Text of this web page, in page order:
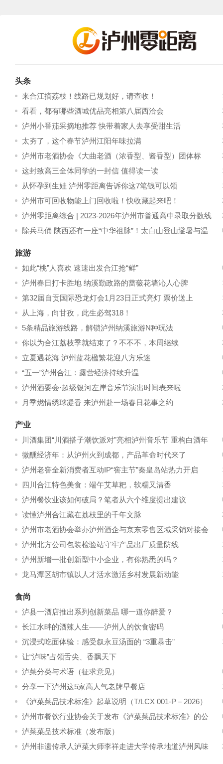
头条
来合江摘荔枝！线路已规划好，请查收！
看看，都有哪些酒城优品亮相第八届西洽会
泸州小番茄采摘地推荐 快带着家人去享受甜生活
太夯了，这个春节泸州江阳年味拉满
泸州市老酒协会《大曲老酒（浓香型、酱香型）团体标
准》发布
这封致高三全体同学的一封信 值得读一读
从怀孕到生娃 泸州零距离告诉你这7笔钱可以领
泸州市可回收物能上门回收啦！快收藏起来吧！
泸州零距离综合 | 2023-2026年泸州市普通高中录取分数线
除兵马俑 陕西还有一座“中华祖脉”！太白山登山避暑与温
旅游
如此“桃”人喜欢 速速出发合江抢“鲜”
泸州春日打卡胜地 纳溪勤政路的蔷薇花墙沁人心脾
第32届自贡国际恐龙灯会1月23日正式亮灯 票价送上
从上海，向甘孜，此生必驾318！
5条精品旅游线路，解锁泸州纳溪旅游N种玩法
你以为合江荔枝季就结束了？不不不，本周继续
立夏遇花海 泸州蓝花楹繁花迎八方乐迷
“五一”泸州合江：露营经济持续升温
泸州酒要会·超级银河左岸音乐节演出时间表来啦
月季燃情绣球凝香 来泸州赴一场春日花事之约
产业
川酒集团“川酒搭子潮饮派对”亮相泸州音乐节 重构白酒年
轻化体验
微醺经济年：从泸州火到成都，产品革命时代来了
泸州老窖全新消费者互动IP“窖主节”秦皇岛站热力开启
四川合江特色美食：端午艾草粑，软糯又清香
泸州餐饮业该如何破局？笔者从六个维度提出建议
读懂泸州合江藏在荔枝里的千年文脉
泸州市老酒协会举办泸州酒企与京东零售区域采销对接会
泸州北方公司包装检验站守牢产品出厂质量防线
泸州新增一批创新型中小企业，有你熟悉的吗？
龙马潭区胡市镇以人才活水激活乡村发展新动能
食尚
泸县一酒店推出系列创新菜品 哪一道你醉爱？
长江水畔的酒辣人生——泸州人的饮食密码
沉浸式吃面体验：感受叙永豆汤面的 “3重暴击”
让“泸味”占领舌尖、香飘天下
泸菜分类与术语（征求意见）
分享一下泸州这5家高人气老牌早餐店
《泸菜菜品技术标准》起草说明（T/LCX 001-P－2026）
泸州市餐饮行业协会关于发布《泸菜菜品技术标准》的公
告
泸菜菜品技术标准（发布版）
泸州非遗传承人泸菜大师李祥走进大学传承地道泸州风味